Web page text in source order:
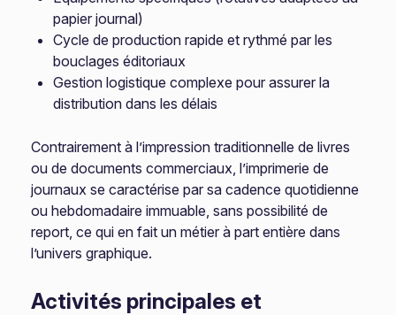
papier journal)
Cycle de production rapide et rythmé par les
bouclages éditoriaux
Gestion logistique complexe pour assurer la
distribution dans les délais
Contrairement à l’impression traditionnelle de livres
ou de documents commerciaux, l’imprimerie de
journaux se caractérise par sa cadence quotidienne
ou hebdomadaire immuable, sans possibilité de
report, ce qui en fait un métier à part entière dans
l’univers graphique.
Activités principales et